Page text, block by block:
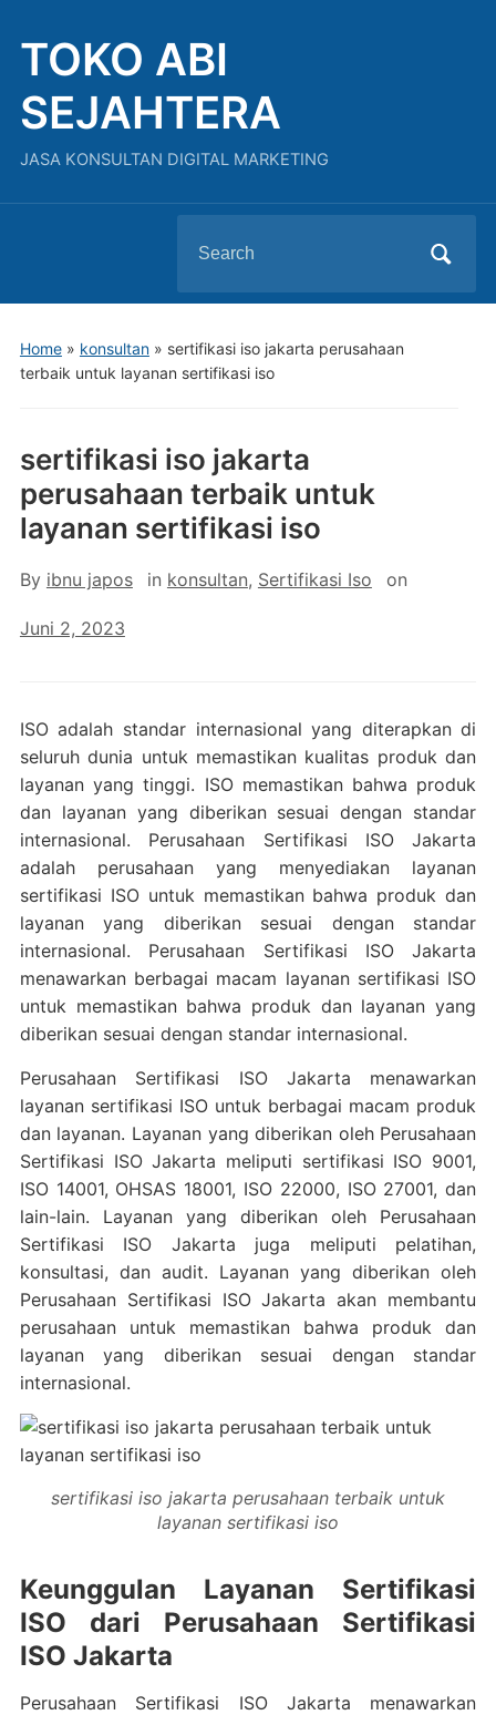
TOKO ABI
SEJAHTERA
JASA KONSULTAN DIGITAL MARKETING
for:
Home» konsultan» sertifikasi iso jakarta perusahaan
terbaik untuk layanan sertifikasi iso
sertifikasi iso jakarta
perusahaan terbaik untuk
layanan sertifikasi iso
By ibnu japos in konsultan, Sertifikasi Iso on
Juni 2, 2023
ISO adalah standar internasional yang diterapkan di
seluruh dunia untuk memastikan kualitas produk dan
layanan yang tinggi. ISO memastikan bahwa produk
dan layanan yang diberikan sesuai dengan standar
internasional. Perusahaan Sertifikasi ISO Jakarta
adalah perusahaan yang menyediakan layanan
sertifikasi ISO untuk memastikan bahwa produk dan
layanan yang diberikan sesuai dengan standar
internasional. Perusahaan Sertifikasi ISO Jakarta
menawarkan berbagai macam layanan sertifikasi ISO
untuk memastikan bahwa produk dan layanan yang
diberikan sesuai dengan standar internasional.
Perusahaan Sertifikasi ISO Jakarta menawarkan
layanan sertifikasi ISO untuk berbagai macam produk
dan layanan. Layanan yang diberikan oleh Perusahaan
Sertifikasi ISO Jakarta meliputi sertifikasi ISO 9001,
ISO 14001, OHSAS 18001, ISO 22000, ISO 27001, dan
lain-lain. Layanan yang diberikan oleh Perusahaan
Sertifikasi ISO Jakarta juga meliputi pelatihan,
konsultasi, dan audit. Layanan yang diberikan oleh
Perusahaan Sertifikasi ISO Jakarta akan membantu
perusahaan untuk memastikan bahwa produk dan
layanan yang diberikan sesuai dengan standar
internasional.
sertifikasi iso jakarta perusahaan terbaik untuk
layanan sertifikasi iso
Keunggulan Layanan Sertifikasi
ISO dari Perusahaan Sertifikasi
ISO Jakarta
Perusahaan Sertifikasi ISO Jakarta menawarkan